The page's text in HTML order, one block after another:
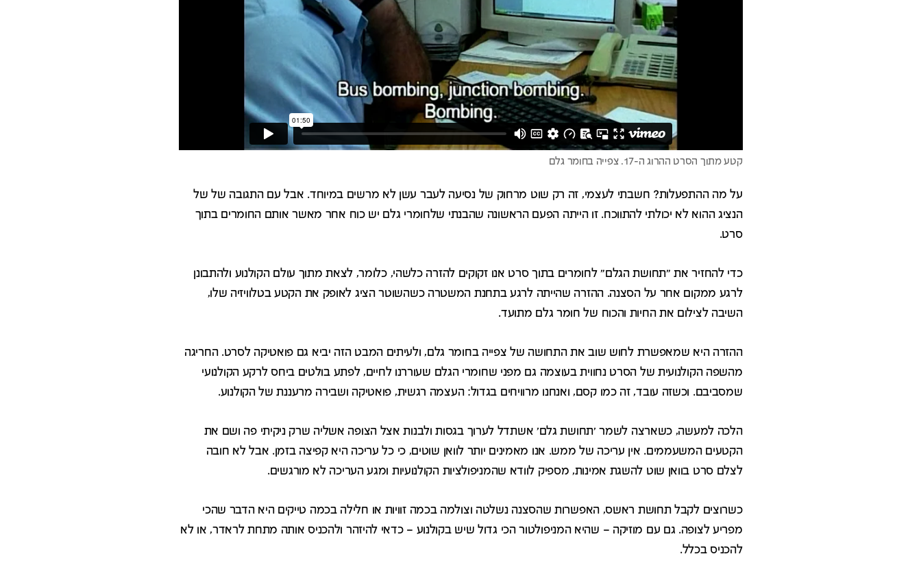
קטע מתוך הסרט ההרוג ה-17. צפייה בחומר גלם
על מה ההתפעלות? חשבתי לעצמי, זה רק שוט מרחוק של נסיעה לעבר עשן לא מרשים במיוחד. אבל עם התגובה של של
הנציג ההוא לא יכולתי להתווכח. זו הייתה הפעם הראשונה שהבנתי שלחומרי גלם יש כוח אחר מאשר אותם החומרים בתוך
סרט.
כדי להחזיר את "תחושת הגלם" לחומרים בתוך סרט אנו זקוקים להזרה כלשהי, כלומר, לצאת מתוך עולם הקולנוע ולהתבונן
לרגע ממקום אחר על הסצנה. ההזרה שהייתה לרגע בתחנת המשטרה כשהשוטר הציג לאופק את הקטע בטלוויזיה שלו,
השיבה לצילום את החיות והכוח של חומר גלם מתועד.
ההזרה היא שמאפשרת לחוש שוב את התחושה של צפייה בחומר גלם, ולעיתים המבט הזה יביא גם פואטיקה לסרט. החריגה
מהשפה הקולנועית של הסרט נחווית בעוצמה גם מפני שחומרי הגלם שעוררנו לחיים, לפתע בולטים ביחס לרקע הקולנועי
שמסביבם. וכשזה עובד, זה כמו קסם, ואנחנו מרוויחים בגדול: העצמה רגשית, פואטיקה ושבירה מרעננת של הקולנוע.
הלכה למעשה, כשארצה לשמר 'תחושת גלם' אשתדל לערוך בגסות ולבנות אצל הצופה אשליה שרק ניקיתי פה ושם את
הקטעים המשעממים. אין עריכה של ממש. אנו מאמינים יותר לוואן שוטים, כי כל עריכה היא קפיצה בזמן. אבל לא חובה
לצלם סרט בוואן שוט להשגת אמינות, מספיק לוודא שהמניפולציות הקולנועיות ומגע העריכה לא מורגשים.
כשרוצים לקבל תחושת ראשס, האפשרות שהסצנה נשלטה וצולמה בכמה זוויות או חלילה בכמה טייקים היא הדבר שהכי
מפריע לצופה. גם עם מוזיקה – שהיא המניפולטור הכי גדול שיש בקולנוע – כדאי להיזהר ולהכניס אותה מתחת לראדר, או לא
להכניס בכלל.